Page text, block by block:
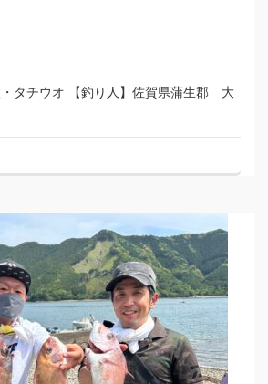
・タチウオ 【釣り人】佐賀県蒲生郡 大